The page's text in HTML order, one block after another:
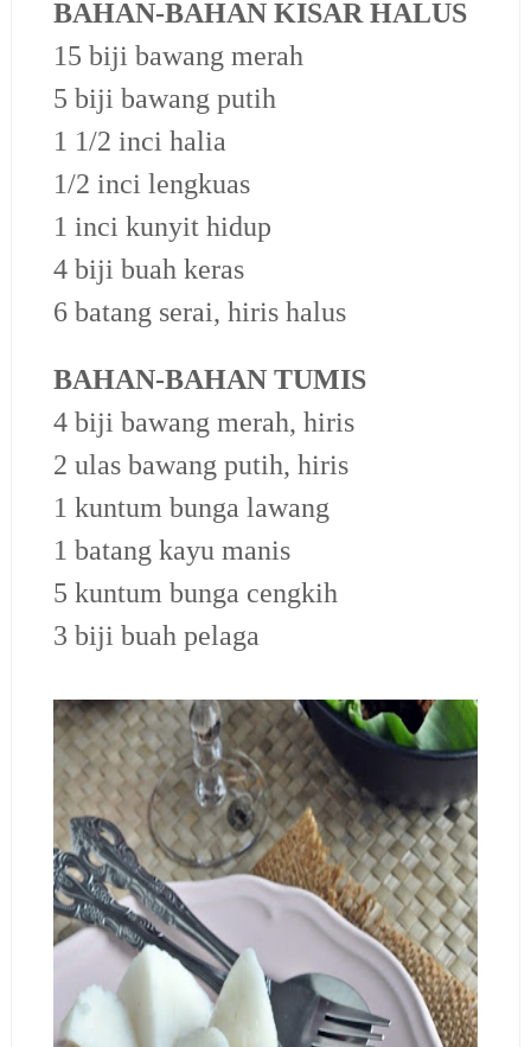
BAHAN-BAHAN KISAR HALUS
15 biji bawang merah
5 biji bawang putih
1 1/2 inci halia
1/2 inci lengkuas
1 inci kunyit hidup
4 biji buah keras
6 batang serai, hiris halus
BAHAN-BAHAN TUMIS
4 biji bawang merah, hiris
2 ulas bawang putih, hiris
1 kuntum bunga lawang
1 batang kayu manis
5 kuntum bunga cengkih
3 biji buah pelaga